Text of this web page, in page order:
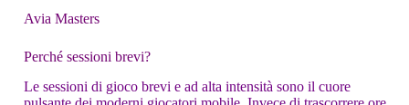
Avia Masters
Perché sessioni brevi?
Le sessioni di gioco brevi e ad alta intensità sono il cuore